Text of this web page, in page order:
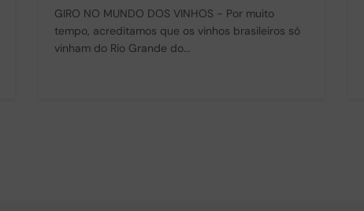
GIRO NO MUNDO DOS VINHOS - Por muito
tempo, acreditamos que os vinhos brasileiros só
vinham do Rio Grande do...